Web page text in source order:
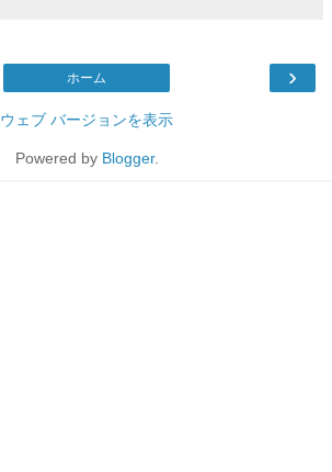
›
ホーム
ウェブ バージョンを表示
Powered by Blogger.